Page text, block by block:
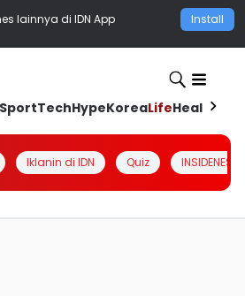
lainnya di IDN App Install
SportTechHypeKoreaLifeHealth
Iklanin di IDN Quiz INSIDENESIA